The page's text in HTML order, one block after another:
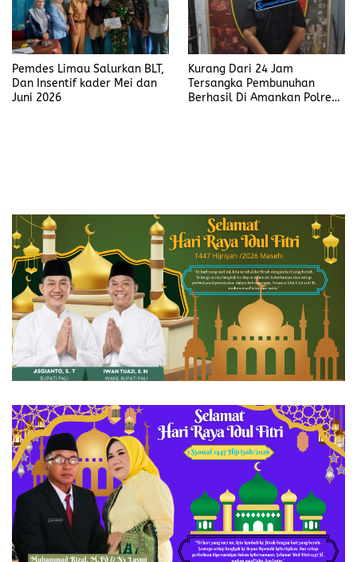
Pemdes Limau Salurkan BLT,
Dan Insentif kader Mei dan
Juni 2026
Kurang Dari 24 Jam
Tersangka Pembunuhan
Berhasil Di Amankan Polres